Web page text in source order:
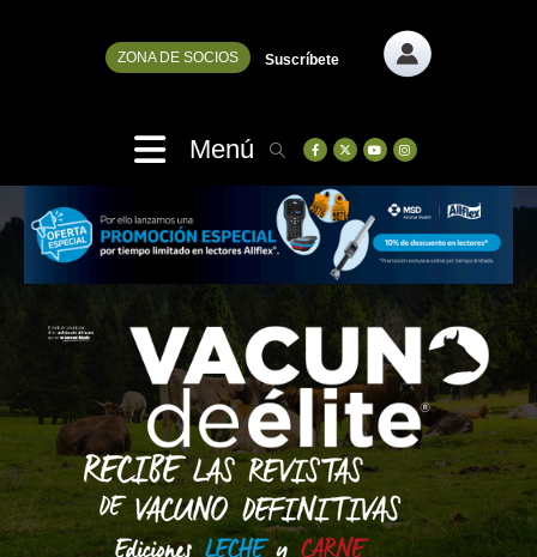
ZONA DE SOCIOS Suscríbete
Menú